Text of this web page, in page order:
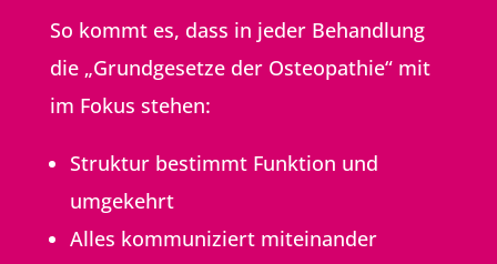
So kommt es, dass in jeder Behand­lung
die „Grund­gesetze der Osteopathie“ mit
im Fokus stehen:
Struktur bestimmt Funktion und
umgekehrt
Alles kommuniziert miteinander